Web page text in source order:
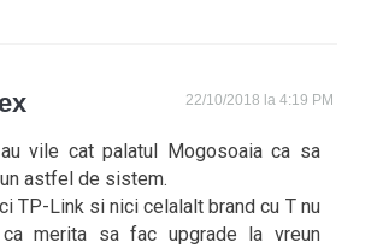
22/10/2018 la 4:19 PM
vile cat palatul Mogosoaia ca sa
astfel de sistem.
TP-Link si nici celalalt brand cu T nu
merita sa fac upgrade la vreun